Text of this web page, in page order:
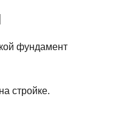
фундамент
стройке.